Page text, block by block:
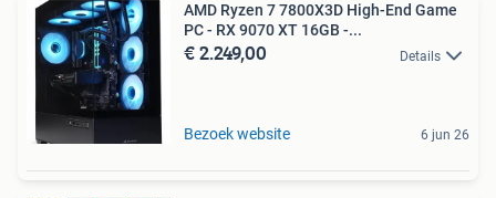
AMD Ryzen 7 7800X3D High-End Game
PC - RX 9070 XT 16GB -...
€ 2.249,00 Details
Bezoek website 6 jun 26